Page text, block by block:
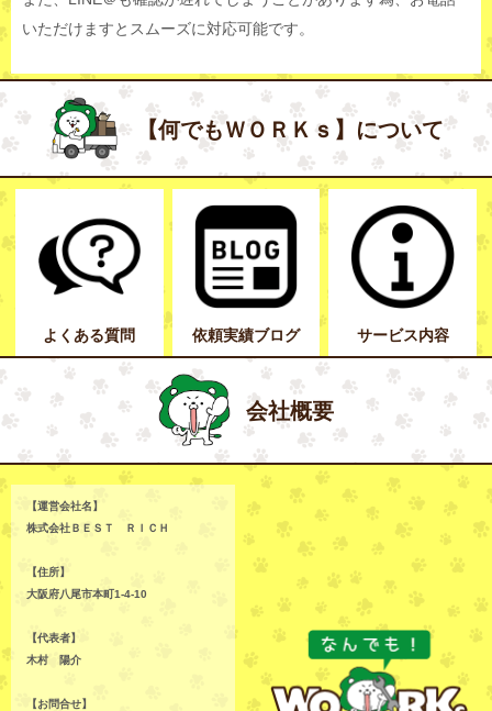
いただけますとスムーズに対応可能です。
【何でもＷＯＲＫｓ】について
よくある質問 依頼実績ブログ サービス内容
会社概要
【運営会社名】
株式会社ＢＥＳＴ ＲＩＣＨ
【住所】
大阪府八尾市本町1-4-10
【代表者】
木村 陽介
【お問合せ】